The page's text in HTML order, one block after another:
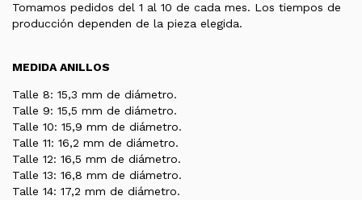
Tomamos pedidos del 1 al 10 de cada mes. Los tiempos de
producción dependen de la pieza elegida.
MEDIDA ANILLOS
Talle 8: 15,3 mm de diámetro.
Talle 9: 15,5 mm de diámetro.
Talle 10: 15,9 mm de diámetro.
Talle 11: 16,2 mm de diámetro.
Talle 12: 16,5 mm de diámetro.
Talle 13: 16,8 mm de diámetro.
Talle 14: 17,2 mm de diámetro.